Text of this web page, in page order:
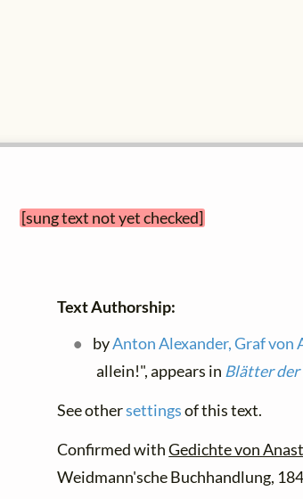
[sung text not yet checked]
Text Authorship:
byAnton Alexander, Graf von
allein!", appears in Blätter der
See othersettingsof this text.
Confirmed withGedichte von
Weidmann'sche Buchhandlung,